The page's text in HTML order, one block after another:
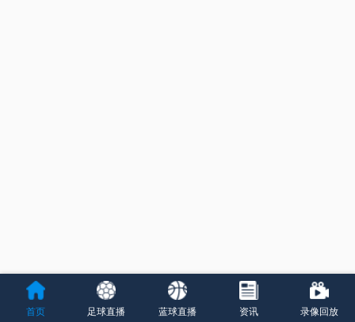
首页 足球直播 蓝球直播 资讯 录像回放